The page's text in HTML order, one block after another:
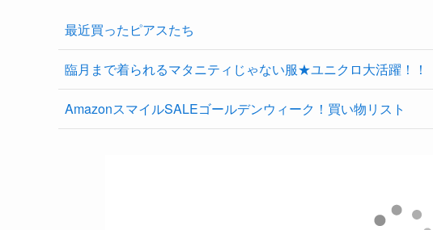
最近買ったピアスたち
臨月まで着られるマタニティじゃない服★ユニクロ大活躍！！
AmazonスマイルSALEゴールデンウィーク！買い物リスト